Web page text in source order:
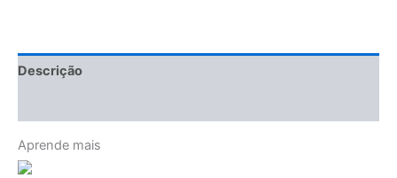
Descrição
Aprende mais